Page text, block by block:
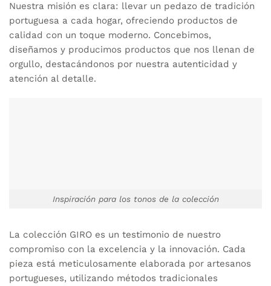
Nuestra misión es clara: llevar un pedazo de tradición
portuguesa a cada hogar, ofreciendo productos de
calidad con un toque moderno. Concebimos,
diseñamos y producimos productos que nos llenan de
orgullo, destacándonos por nuestra autenticidad y
atención al detalle.
Inspiración para los tonos de la colección
La colección GIRO es un testimonio de nuestro
compromiso con la excelencia y la innovación. Cada
pieza está meticulosamente elaborada por artesanos
portugueses, utilizando métodos tradicionales